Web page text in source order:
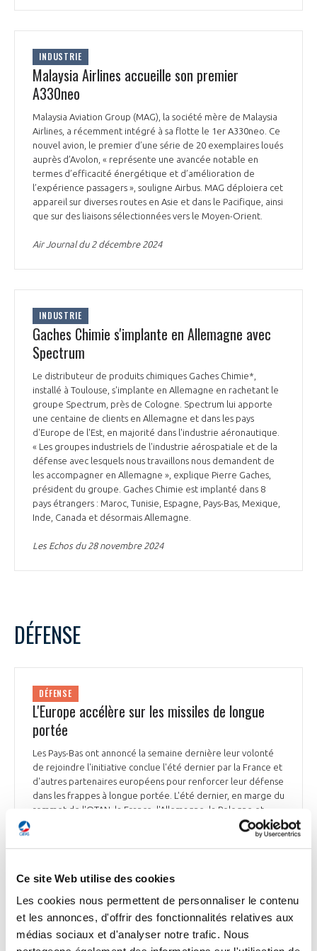
Ce site Web utilise des cookies
Les cookies nous permettent de personnaliser le contenu
et les annonces, d'offrir des fonctionnalités relatives aux
médias sociaux et d'analyser notre trafic. Nous
INDUSTRIE
Malaysia Airlines accueille son premier
A330neo
Malaysia Aviation Group (MAG), la société mère de Malaysia
Airlines, a récemment intégré à sa flotte le 1er A330neo. Ce
nouvel avion, le premier d’une série de 20 exemplaires loués
auprès d’Avolon, « représente une avancée notable en
termes d’efficacité énergétique et d’amélioration de
l’expérience passagers », souligne Airbus. MAG déploiera cet
appareil sur diverses routes en Asie et dans le Pacifique, ainsi
que sur des liaisons sélectionnées vers le Moyen-Orient.
Air Journal du 2 décembre 2024
INDUSTRIE
Gaches Chimie s'implante en Allemagne avec
Spectrum
Le distributeur de produits chimiques Gaches Chimie*,
installé à Toulouse, s'implante en Allemagne en rachetant le
groupe Spectrum, près de Cologne. Spectrum lui apporte
une centaine de clients en Allemagne et dans les pays
d'Europe de l'Est, en majorité dans l'industrie aéronautique.
« Les groupes industriels de l'industrie aérospatiale et de la
défense avec lesquels nous travaillons nous demandent de
les accompagner en Allemagne », explique Pierre Gaches,
président du groupe. Gaches Chimie est implanté dans 8
pays étrangers : Maroc, Tunisie, Espagne, Pays-Bas, Mexique,
Inde, Canada et désormais Allemagne.
Les Echos du 28 novembre 2024
DÉFENSE
DÉFENSE
L'Europe accélère sur les missiles de longue
portée
Les Pays-Bas ont annoncé la semaine dernière leur volonté
de rejoindre l'initiative conclue l'été dernier par la France et
d'autres partenaires européens pour renforcer leur défense
dans les frappes à longue portée. L'été dernier, en marge du
sommet de l'OTAN, la France, l'Allemagne, la Pologne et
l'Italie avaient signé une lettre d'intention pour développer,
produire et fournir des capacités dans le domaine des
frappes de longue portée à leurs armées. Ce projet dit «
initié par la France, a également attiré le Royaume-Uni et la
Suède. « La frappe à plusieurs centaines de kilomètres est
devenue une priorité avec le retour de la guerre à haute
densité », indique Pierre-Marie Belleau, chef de projet de la
ligne de produits « frappe dans la profondeur » chez MBDA*.